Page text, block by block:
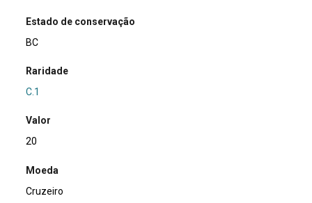
Estado de conservação
BC
Raridade
C.1
Valor
20
Moeda
Cruzeiro